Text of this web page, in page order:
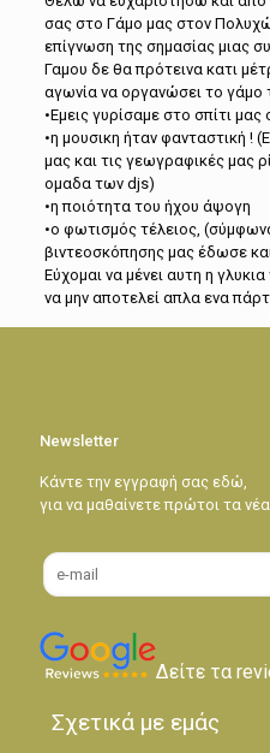
σας στο Γάμο μας στον
επίγνωση της σημασίας μιας
Γαμου δε θα πρότεινα κατι
αγωνία να οργανώσει το γάμο
•Εμεις γυρίσαμε στο σπίτι μας
•η μουσικη ήταν φανταστική !
μας και τις γεωγραφικές μας
ομαδα των djs)
•η ποιότητα του ήχου άψογη
•ο φωτισμός τέλειος,
βιντεοσκόπησης μας έδωσε
Εύχομαι να μένει αυτη η
να μην αποτελεί απλα ενα
Newsletter
Κάντε την εγγραφή σας εδώ,
για να μαθαίνετε πρώτοι τα
Δείτε τα
Σχετικά με εμάς